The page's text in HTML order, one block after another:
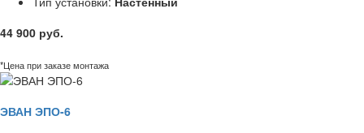
44 900 руб.
*Цена при заказе монтажа
ЭВАН ЭПО-6